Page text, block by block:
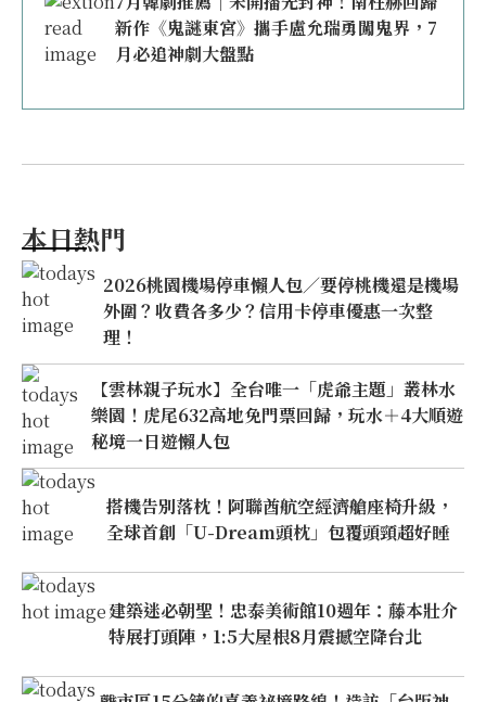
新作《鬼謎東宮》攜手盧允瑞勇闖鬼界，7
月必追神劇大盤點
本日熱門
2026桃園機場停車懶人包／要停桃機還是機場
外圍？收費各多少？信用卡停車優惠一次整
理！
【雲林親子玩水】全台唯一「虎爺主題」叢林水
樂園！虎尾632高地免門票回歸，玩水＋4大順遊
秘境一日遊懶人包
搭機告別落枕！阿聯酋航空經濟艙座椅升級，
全球首創「U-Dream頭枕」包覆頭頸超好睡
建築迷必朝聖！忠泰美術館10週年：藤本壯介
特展打頭陣，1:5大屋根8月震撼空降台北